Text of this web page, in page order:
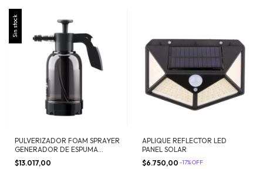
Sin stock
PULVERIZADOR FOAM SPRAYER
GENERADOR DE ESPUMA
PREMIUM 2 LTS
$13.017,00
APLIQUE REFLECTOR LED
PANEL SOLAR
$6.750,00 -17%OFF